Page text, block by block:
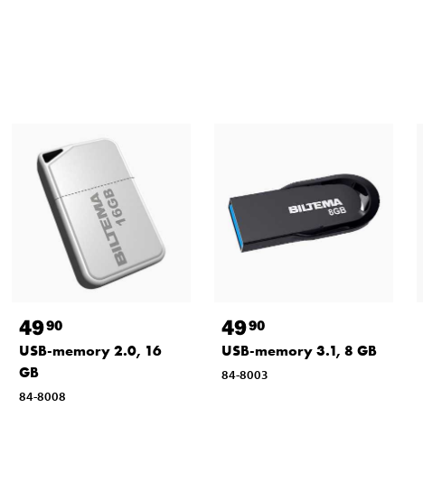
4990
USB-memory 2.0, 16
GB
84-8008
4990
USB-memory 3.1, 8 GB
84-8003